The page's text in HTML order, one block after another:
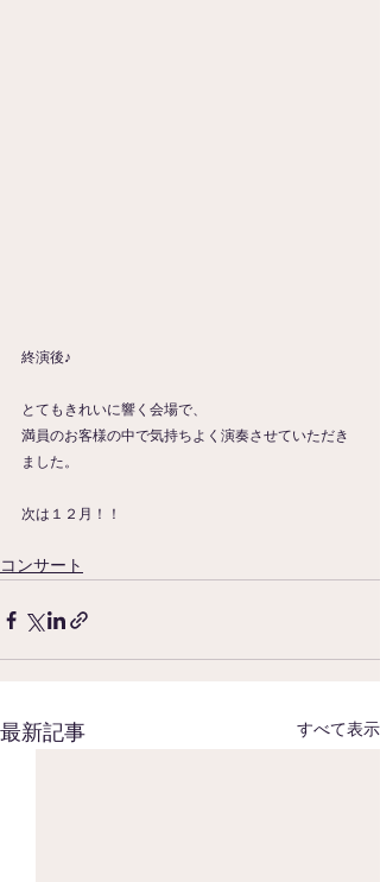
終演後♪
とてもきれいに響く会場で、
満員のお客様の中で気持ちよく演奏させていただき
ました。
次は１２月！！
コンサート
最新記事 すべて表示